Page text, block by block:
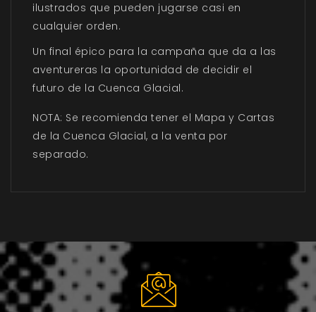
ilustrados que pueden jugarse casi en
cualquier orden.
Un final épico para la campaña que da a las
aventureras la oportunidad de decidir el
futuro de la Cuenca Glacial.
NOTA: Se recomienda tener el Mapa y Cartas
de la Cuenca Glacial, a la venta por
separado.